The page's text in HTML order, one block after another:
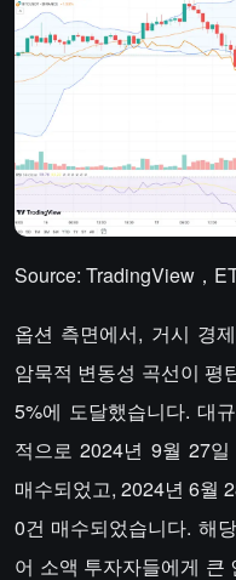
Source: TradingView，
옵션 측면에서, 거시 경
암묵적 변동성 곡선이 평
5%에 도달했습니다. 대
적으로 2024년 9월 27
매수되었고, 2024년 6월
0건 매수되었습니다. 해
어 소액 투자자들에게 큰